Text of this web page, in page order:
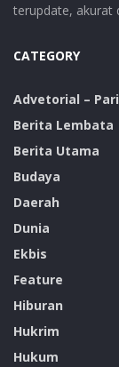
terupdate, akurat
CATEGORY
Advetorial –
Berita Lembata
Berita Utama
Budaya
Daerah
Dunia
Ekbis
Feature
Hiburan
Hukrim
Hukum